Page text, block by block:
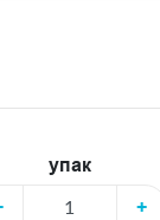
упак
+